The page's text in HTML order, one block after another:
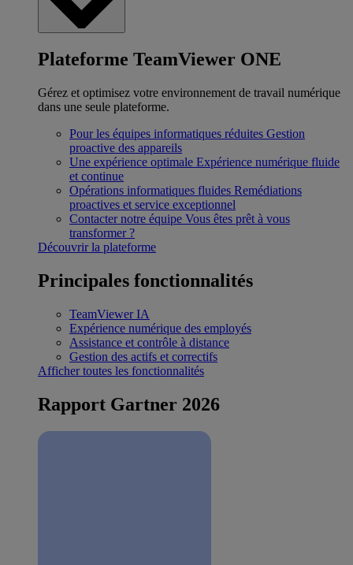
Plateforme TeamViewer ONE
Gérez et optimisez votre environnement de travail numérique
dans une seule plateforme.
Pour les équipes informatiques réduites Gestion
proactive des appareils
Une expérience optimale Expérience numérique fluide
et continue
Opérations informatiques fluides Remédiations
proactives et service exceptionnel
Contacter notre équipe Vous êtes prêt à vous
transformer ?
Découvrir la plateforme
Principales fonctionnalités
TeamViewer IA
Expérience numérique des employés
Assistance et contrôle à distance
Gestion des actifs et correctifs
Afficher toutes les fonctionnalités
Rapport Gartner 2026